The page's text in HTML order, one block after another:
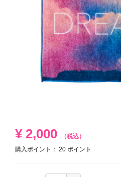
¥ 2,000
（税込）
購入ポイント： 20 ポイント